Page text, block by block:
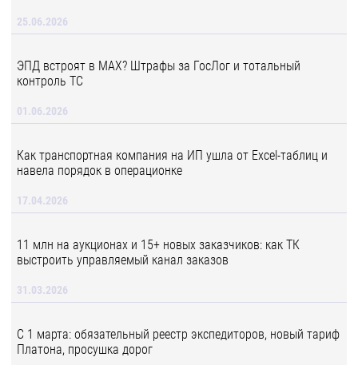
25.06.2026
ЭПД встроят в MAX? Штрафы за ГосЛог и тотальный
контроль ТС
01.06.2026
Как транспортная компания на ИП ушла от Excel-таблиц и
навела порядок в операционке
17.04.2026
11 млн на аукционах и 15+ новых заказчиков: как ТК
выстроить управляемый канал заказов
31.03.2026
С 1 марта: обязательный реестр экспедиторов, новый тариф
Платона, просушка дорог